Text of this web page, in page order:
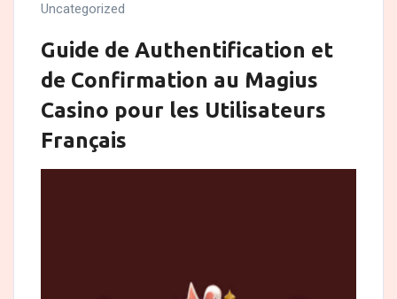
Uncategorized
Guide de Authentification et
de Confirmation au Magius
Casino pour les Utilisateurs
Français